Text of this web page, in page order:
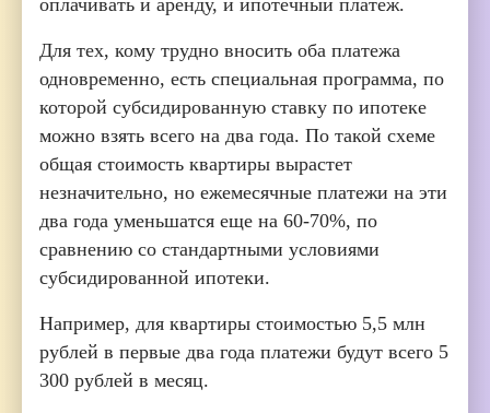
Для тех, кому трудно вносить оба платежа
одновременно, есть специальная программа, по
которой субсидированную ставку по ипотеке
можно взять всего на два года. По такой схеме
общая стоимость квартиры вырастет
незначительно, но ежемесячные платежи на эти
два года уменьшатся еще на 60-70%, по
сравнению со стандартными условиями
субсидированной ипотеки.
Например, для квартиры стоимостью 5,5 млн
рублей в первые два года платежи будут всего 5
300 рублей в месяц.